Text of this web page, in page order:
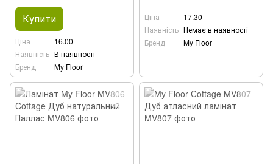
Купити
Ціна
16.00
Наявність В наявності
Бренд
My Floor
Ціна
17.30
Наявність Немає в наявності
Бренд
My Floor